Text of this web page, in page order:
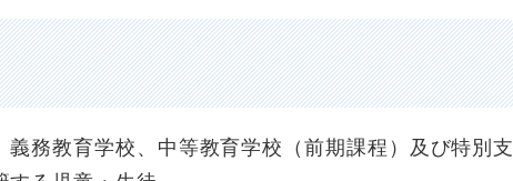
務教育学校、中等教育学校（前期課程）及び特別支